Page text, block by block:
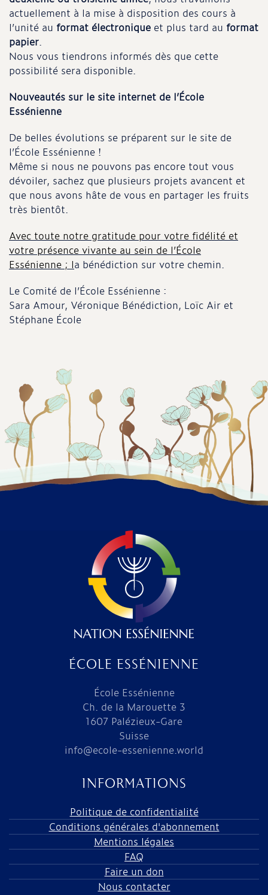
actuellement à la mise à disposition des cours à
l’unité au format électronique et plus tard au format
papier.
Nous vous tiendrons informés dès que cette
possibilité sera disponible.
Nouveautés sur le site internet de l’École
Essénienne
De belles évolutions se préparent sur le site de
l’École Essénienne !
Même si nous ne pouvons pas encore tout vous
dévoiler, sachez que plusieurs projets avancent et
que nous avons hâte de vous en partager les fruits
très bientôt.
Avec toute notre gratitude pour votre fidélité et
votre présence vivante au sein de l’École
Essénienne ; la bénédiction sur votre chemin.
Le Comité de l’École Essénienne :
Sara Amour, Véronique Bénédiction, Loïc Air et
Stéphane École
ÉCOLE ESSÉNIENNE
École Essénienne
Ch. de la Marouette 3
1607 Palézieux-Gare
Suisse
info@ecole-essenienne.world
INFORMATIONS
Politique de confidentialité
Conditions générales d'abonnement
Mentions légales
FAQ
Faire un don
Nous contacter